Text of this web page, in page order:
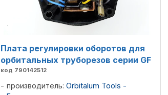
Плата регулировки оборотов для
орбитальных труборезов серии GF
код 790142512
производитель: Orbitalum Tools -